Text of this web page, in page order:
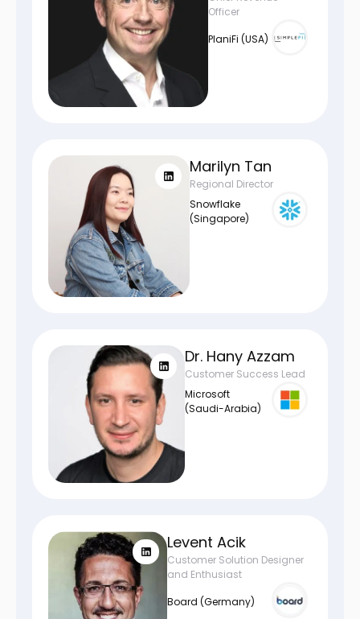
Officer
PlaniFi (USA)
Marilyn Tan
Regional Director
Snowflake
(Singapore)
Dr. Hany Azzam
Customer Success Lead
Microsoft
(Saudi-Arabia)
Levent Acik
Customer Solution Designer
and Enthusiast
Board (Germany)